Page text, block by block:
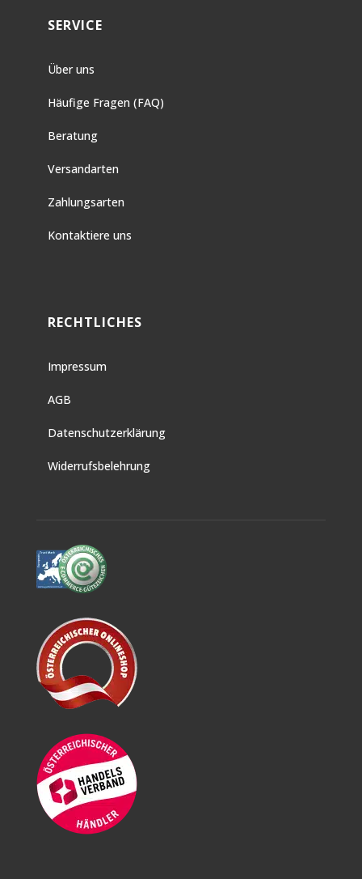
SERVICE
Über uns
Häufige Fragen (FAQ)
Beratung
Versandarten
Zahlungsarten
Kontaktiere uns
RECHTLICHES
Impressum
AGB
Datenschutzerklärung
Widerrufsbelehrung